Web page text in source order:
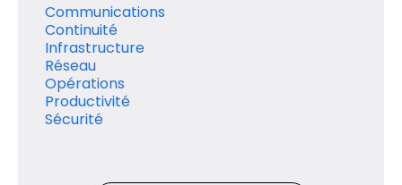
Communications
Continuité
Infrastructure
Réseau
Opérations
Productivité
Sécurité